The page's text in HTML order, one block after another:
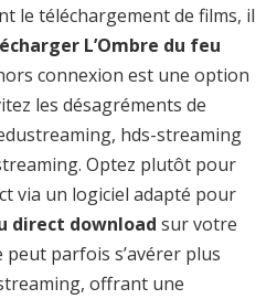
le téléchargement de films, il
L’Ombre du feu
connexion est une option
les désagréments de
hds-streaming
Optez plutôt pour
via un logiciel adapté pour
direct download sur votre
parfois s’avérer plus
offrant une